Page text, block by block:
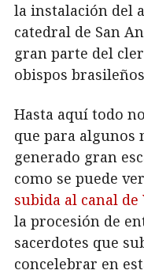
la instalación del
catedral de San
gran parte del
obispos
Hasta aquí todo
que para algunos
generado gran
como se puede ver
subida al canal de
la procesión de
sacerdotes que
concelebrar en